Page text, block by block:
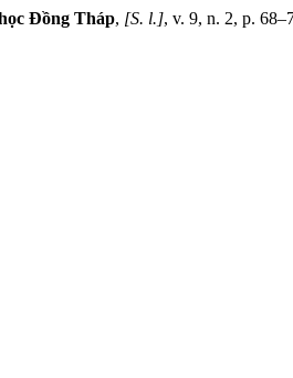
Đồng Tháp, [S. l.], v. 9, n. 2, p.